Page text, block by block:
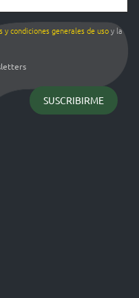
y condiciones generales de usoy la